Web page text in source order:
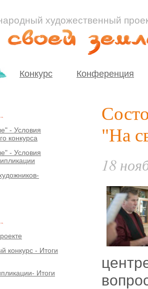
художественный
Конкурс Конференция
- Условия
конкурса
- Условия
конкурс - Итоги
Итоги
"На
18